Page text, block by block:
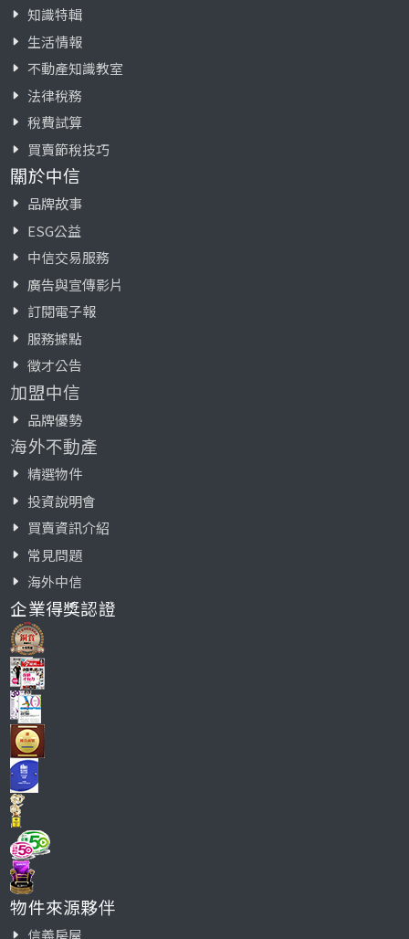
知識特輯
生活情報
不動產知識教室
法律稅務
稅費試算
買賣節稅技巧
關於中信
品牌故事
ESG公益
中信交易服務
廣告與宣傳影片
訂閱電子報
服務據點
徵才公告
加盟中信
品牌優勢
海外不動產
精選物件
投資說明會
買賣資訊介紹
常見問題
海外中信
企業得獎認證
物件來源夥伴
信義房屋